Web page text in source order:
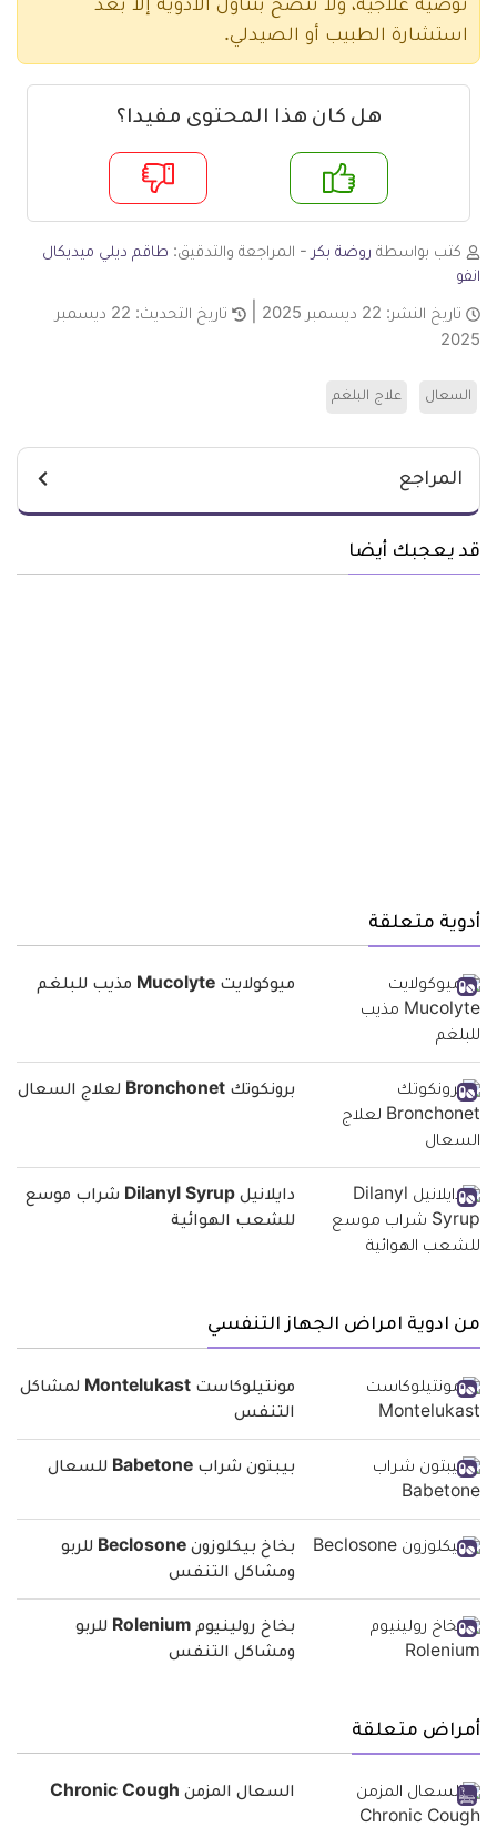
توصية علاجية، ولا ننصح بتناول الأدوية إلا بعد
استشارة الطبيب أو الصيدلي.
هل كان هذا المحتوى مفيدا؟
لا
كتب بواسطة روضة بكر - المراجعة والتدقيق: طاقم ديلي ميديكال
انفو
تاريخ النشر: 22 ديسمبر 2025 تاريخ التحديث:
22 ديسمبر
2025
السعال علاج البلغم
المراجع
قد يعجبك أيضا
أدوية متعلقة
ميوكولايت Mucolyte مذيب للبلغم
برونكوتك Bronchonet لعلاج السعال
دايلانيل Dilanyl Syrup شراب موسع
للشعب الهوائية
من ادوية امراض الجهاز التنفسي
مونتيلوكاست Montelukast لمشاكل
التنفس
بيبتون شراب Babetone للسعال
بخاخ بيكلوزون Beclosone للربو
ومشاكل التنفس
بخاخ رولينيوم Rolenium للربو
ومشاكل التنفس
أمراض متعلقة
السعال المزمن Chronic Cough